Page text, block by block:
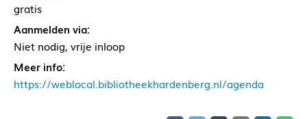
gratis
Aanmelden via:
Niet nodig, vrije inloop
Meer info:
https://weblocal.bibliotheekhardenberg.nl/agenda